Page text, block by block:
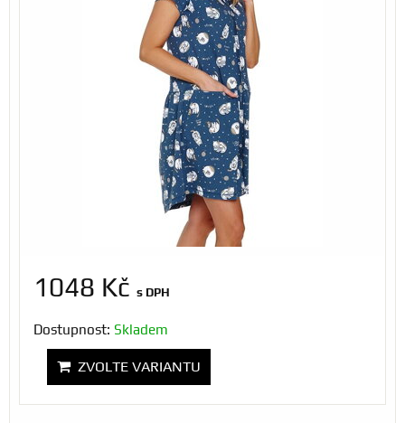
1048 Kč s DPH
Dostupnost: Skladem
ZVOLTE VARIANTU